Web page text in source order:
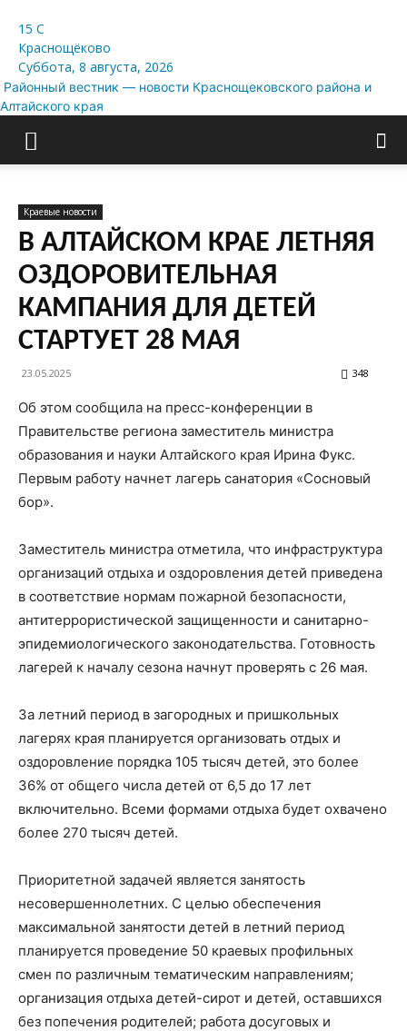
15 C
Краснощёково
Суббота, 8 августа, 2026
Районный вестник — новости Краснощековского района и
Алтайского края
Краевые новости
В АЛТАЙСКОМ КРАЕ ЛЕТНЯЯ
ОЗДОРОВИТЕЛЬНАЯ
КАМПАНИЯ ДЛЯ ДЕТЕЙ
СТАРТУЕТ 28 МАЯ
23.05.2025 348
Об этом сообщила на пресс-конференции в
Правительстве региона заместитель министра
образования и науки Алтайского края Ирина Фукс.
Первым работу начнет лагерь санатория «Сосновый
бор».
Заместитель министра отметила, что инфраструктура
организаций отдыха и оздоровления детей приведена
в соответствие нормам пожарной безопасности,
антитеррористической защищенности и санитарно-
эпидемиологического законодательства. Готовность
лагерей к началу сезона начнут проверять с 26 мая.
За летний период в загородных и пришкольных
лагерях края планируется организовать отдых и
оздоровление порядка 105 тысяч детей, это более
36% от общего числа детей от 6,5 до 17 лет
включительно. Всеми формами отдыха будет охвачено
более 270 тысяч детей.
Приоритетной задачей является занятость
несовершеннолетних. С целью обеспечения
максимальной занятости детей в летний период
планируется проведение 50 краевых профильных
смен по различным тематическим направлениям;
организация отдыха детей-сирот и детей, оставшихся
без попечения родителей; работа досуговых и